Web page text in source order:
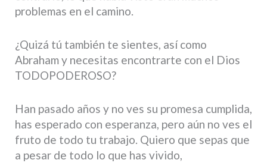
problemas en el camino.
¿Quizá tú también te sientes, así como
Abraham y necesitas encontrarte con el Dios
TODOPODEROSO?
Han pasado años y no ves su promesa cumplida,
has esperado con esperanza, pero aún no ves el
fruto de todo tu trabajo. Quiero que sepas que
a pesar de todo lo que has vivido,